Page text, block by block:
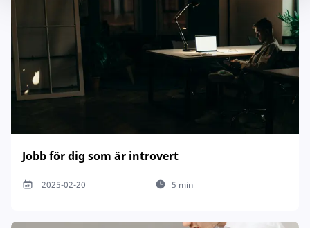
Jobb för dig som är introvert
2025-02-20 5 min